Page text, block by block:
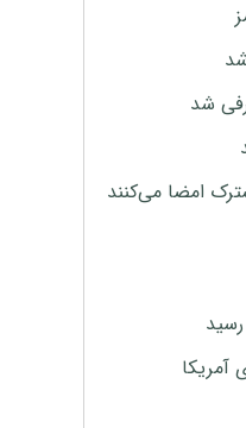
شد
امضا می‌کنند